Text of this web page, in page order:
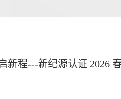
新程---新纪源认证 2026